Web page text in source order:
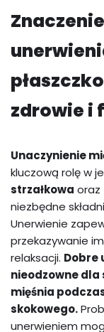
zdrowie i
Unaczynienie
kluczową rolę w
strzałkowa oraz
niezbędne
Unerwienie
przekazywanie
relaksacji. Dobre
nieodzowne
mięśnia
skokowego.
unerwieniem